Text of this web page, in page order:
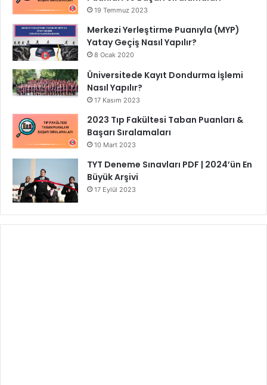
19 Temmuz 2023
Merkezi Yerleştirme Puanıyla (MYP)
Yatay Geçiş Nasıl Yapılır?
8 Ocak 2020
Üniversitede Kayıt Dondurma İşlemi
Nasıl Yapılır?
17 Kasım 2023
2023 Tıp Fakültesi Taban Puanları &
Başarı Sıralamaları
10 Mart 2023
TYT Deneme Sınavları PDF | 2024’ün En
Büyük Arşivi
17 Eylül 2023